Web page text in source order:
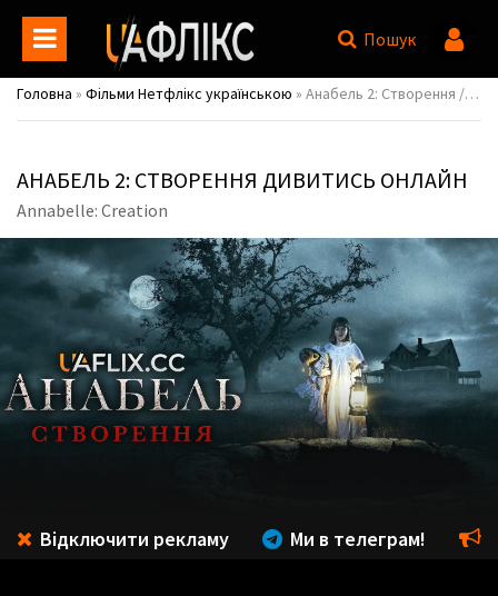
Пошук
Головна » Фільми Нетфлікс українською » Анабель 2: Створення / Annabelle: Creation
АНАБЕЛЬ 2: СТВОРЕННЯ ДИВИТИСЬ ОНЛАЙН
Annabelle: Creation
Відключити рекламу Ми в телеграм!